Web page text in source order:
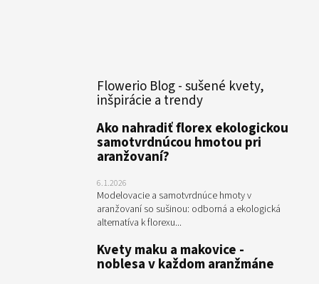
Flowerio Blog - sušené kvety,
inšpirácie a trendy
Ako nahradiť florex ekologickou
samotvrdnúcou hmotou pri
aranžovaní?
6.1.2026
Modelovacie a samotvrdnúce hmoty v
aranžovaní so sušinou: odborná a ekologická
alternatíva k florexu...
Kvety maku a makovice -
noblesa v každom aranžmáne